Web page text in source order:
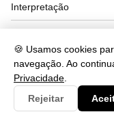
🍪 Usamos cookies
navegação. Ao
Privacidade
Rejeitar
Interpretação
Matemática
Politica
Química